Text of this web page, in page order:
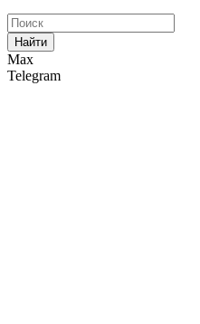
Найти
Max
Telegram